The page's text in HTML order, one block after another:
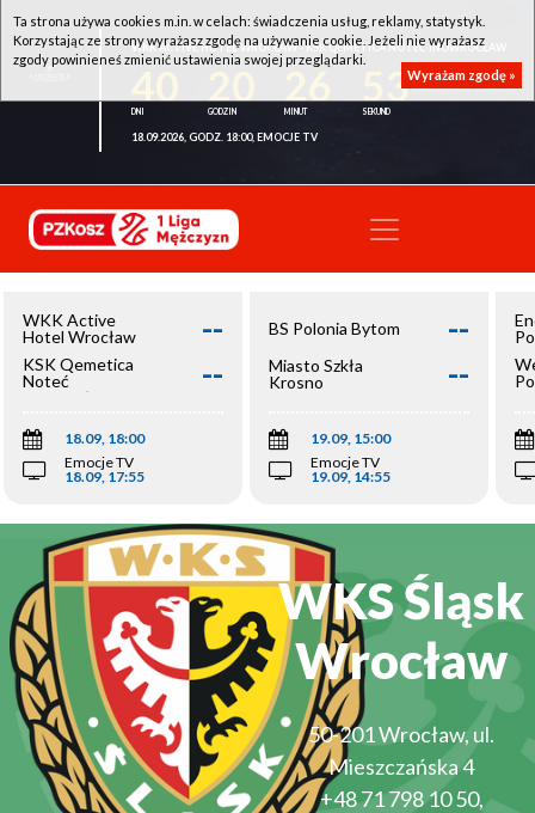
WKK ACTIVE HOTEL WROCŁAW - KSK QEMETICA NOTEĆ INOWROCŁAW
53
18.09.2026, GODZ. 18:00, EMOCJE TV
WKK Active
Hotel Wrocław
--
KSK Qemetica
Noteć
Inowrocław
--
18.09, 18:00
Emocje TV
18.09, 17:55
BS Polonia Bytom --
Miasto Szkła
Krosno
--
19.09, 15:00
Emocje TV
19.09, 14:55
WKS Śląsk
Wrocław
50-201Wrocław,ul.
Mieszczańska 4
+48 71 798 10 50,
Ta strona używa cookies m.in. w celach: świadczenia usług, reklamy, statystyk.
Korzystając ze strony wyrażasz zgodę na używanie cookie. Jeżeli nie wyrażasz
zgody powinieneś zmienić ustawienia swojej przeglądarki.
Wyrażam zgodę »